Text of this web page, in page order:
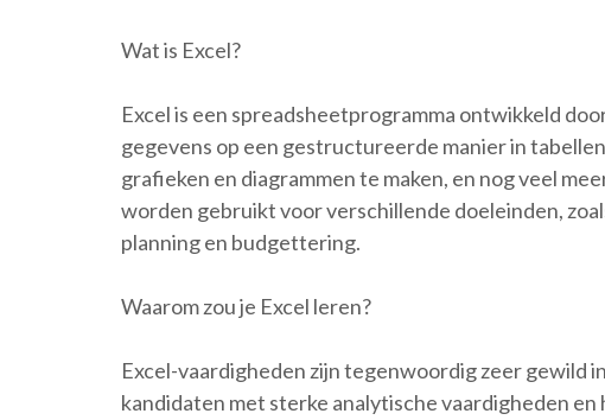
Wat is Excel?
Excel is een spreadsheetprogramma ontwikkeld
gegevens op een gestructureerde manier in
grafieken en diagrammen te maken, en nog veel
worden gebruikt voor verschillende doeleinden,
planning en budgettering.
Waarom zou je Excel leren?
Excel-vaardigheden zijn tegenwoordig zeer gewild
kandidaten met sterke analytische vaardigheden